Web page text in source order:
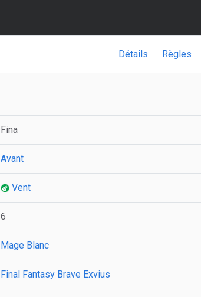
Détails Règles
Fina
Avant
Vent
6
Mage Blanc
Final Fantasy Brave Exvius